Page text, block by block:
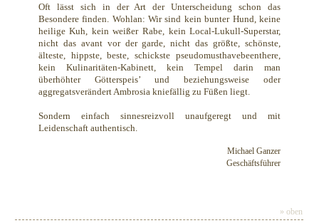
Oft lässt sich in der Art der Unterscheidung schon das
Besondere finden. Wohlan: Wir sind kein bunter Hund, keine
heilige Kuh, kein weißer Rabe, kein Local-Lukull-Superstar,
nicht das avant vor der garde, nicht das größte, schönste,
älteste, hippste, beste, schickste pseudomusthavebeenthere,
kein Kulinaritäten-Kabinett, kein Tempel darin man
überhöhter Götterspeisʼ und beziehungsweise oder
aggregatsverändert Ambrosia kniefällig zu Füßen liegt.
Sondern einfach sinnesreizvoll unaufgeregt und mit
Leidenschaft authentisch.
Michael Ganzer
Geschäftsführer
» oben